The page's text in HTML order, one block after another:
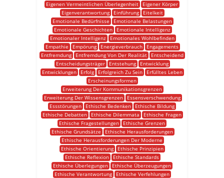
Eigenen Vermeintlichen Überlegenheit
Eigener Körper
Eigenverantwortung
Einführung
Eitelkeit
Emotionale Bedürfnisse
Emotionale Belastungen
Emotionale Geschichten
Emotionale Intelligenz
Emotionaler Intelligenz
Emotionales Wohlbefinden
Empathie
Empörung Energieverbrauch
Engagements
Entfremdung
Entfremdung Von Der Realität
Entscheidend
Entscheidungsträger
Entstehung
Entwicklung
Entwicklungen
Erfolg Erfolgreich Zu Sein
Erfülltes Leben
Erscheinungsformen
Erweiterung Der Kommunikationsgrenzen
Erweiterung Der Wissensgrenzen
Essensverschwendung
Essstörungen
Ethische Bedenken
Ethische Bildung
Ethische Debatten
Ethische Dilemmata
Ethische Fragen
Ethische Fragestellungen
Ethische Grenzen
Ethische Grundsätze
Ethische Herausforderungen
Ethische Herausforderungen Der Moderne
Ethische Orientierung
Ethische Prinzipien
Ethische Reflexion
Ethische Standards
Ethische Überlegungen
Ethische Überzeugungen
Ethische Verantwortung
Ethische Verfehlungen